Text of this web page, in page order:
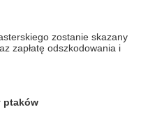
zostanie skazany
zapłatę odszkodowania i
ptaków